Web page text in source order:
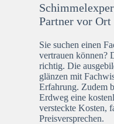
Partner vor Ort
Sie suchen einen
vertrauen können?
richtig. Die
glänzen mit
Erfahrung. Zudem
Erdweg eine
versteckte Kosten,
Preisversprechen.